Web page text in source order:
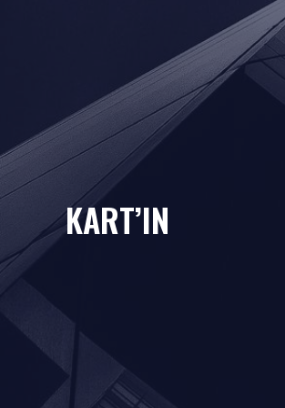
KART’IN